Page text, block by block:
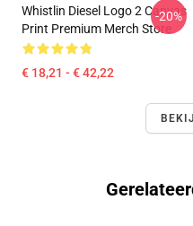
Whistlin Diesel Logo 2 Canvas
Print Premium Merch Store
€ 18,21 - € 42,22
-20%